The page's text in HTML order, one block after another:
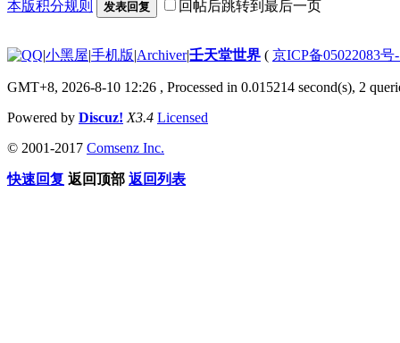
本版积分规则 发表回复 回帖后跳转到最后一页
|小黑屋|手机版|Archiver|壬天堂世界 ( 京ICP备05022083号
GMT+8, 2026-8-10 12:26 , Processed in 0.015214 second(s), 2
Powered by Discuz! X3.4 Licensed
© 2001-2017 Comsenz Inc.
快速回复 返回顶部 返回列表